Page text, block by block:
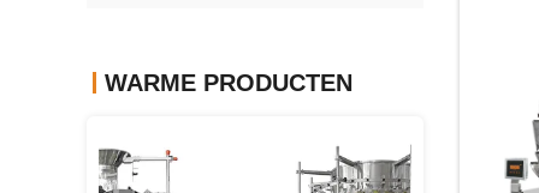
WARME PRODUCTEN